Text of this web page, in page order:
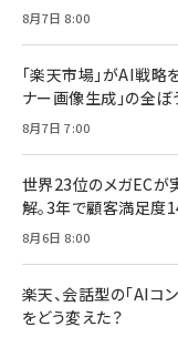
8月7日 8:00
「楽天市場」がAI戦略
ナー画像生成」の全
8月7日 7:00
世界23位のメガECが
解。3年で顧客満足度
8月6日 8:00
楽天、会話型の「AIコ
をどう変えた？